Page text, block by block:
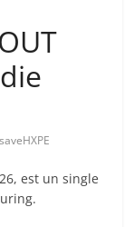
saveHXPE
est un single